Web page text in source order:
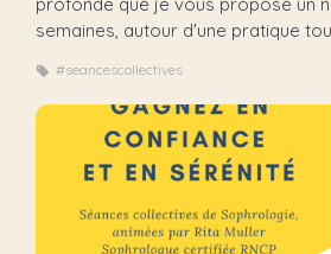
semaines, autour d'une pratique
#seancescollectives